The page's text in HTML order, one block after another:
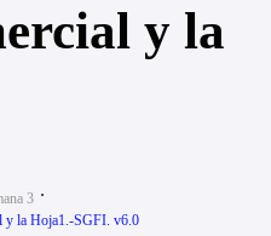
y la
3
y la Hoja1.-SGFI. v6.0